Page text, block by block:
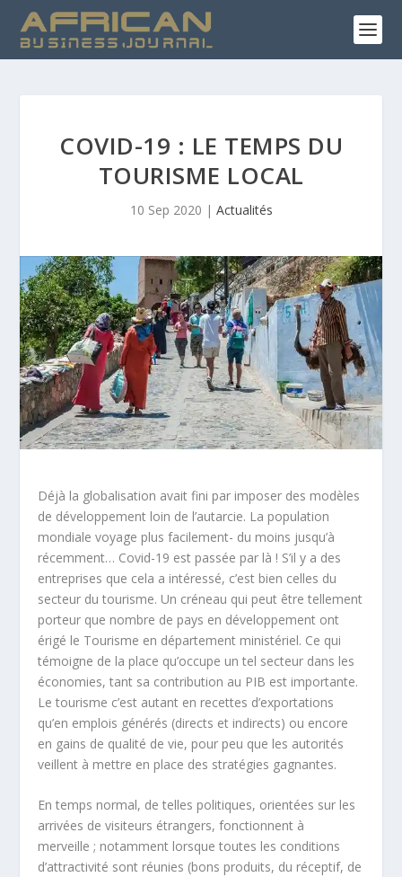
COVID-19 : LE TEMPS DU
TOURISME LOCAL
10 Sep 2020 | Actualités
Déjà la globalisation avait fini par imposer des modèles
de développement loin de l’autarcie. La population
mondiale voyage plus facilement- du moins jusqu’à
récemment… Covid-19 est passée par là ! S’il y a des
entreprises que cela a intéressé, c’est bien celles du
secteur du tourisme. Un créneau qui peut être tellement
porteur que nombre de pays en développement ont
érigé le Tourisme en département ministériel. Ce qui
témoigne de la place qu’occupe un tel secteur dans les
économies, tant sa contribution au PIB est importante.
Le tourisme c’est autant en recettes d’exportations
qu’en emplois générés (directs et indirects) ou encore
en gains de qualité de vie, pour peu que les autorités
veillent à mettre en place des stratégies gagnantes.
En temps normal, de telles politiques, orientées sur les
arrivées de visiteurs étrangers, fonctionnent à
merveille ; notamment lorsque toutes les conditions
d’attractivité sont réunies (bons produits, du réceptif, de